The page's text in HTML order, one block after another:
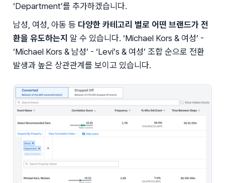
‘Department’를 추가하겠습니다.
남성, 여성, 아동 등 다양한 카테고리 별로 어떤 브랜드가 전
환을 유도하는지 알 수 있습니다. ‘Michael Kors & 여성’ -
‘Michael Kors & 남성’ - ‘Levi’s & 여성’ 조합 순으로 전환